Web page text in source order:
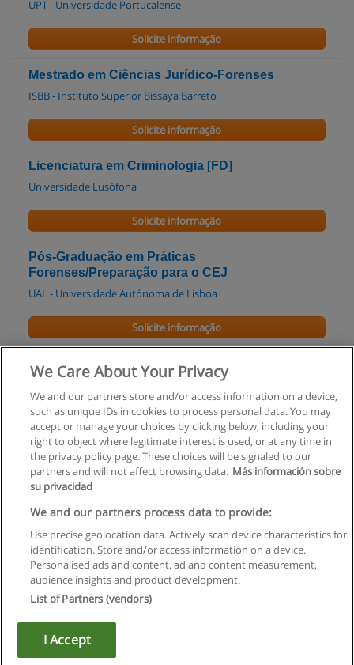
UPT - Universidade Portucalense
Solicite informação
Mestrado em Ciências Jurídico-Forenses
ISBB - Instituto Superior Bissaya Barreto
Solicite informação
Licenciatura em Criminologia [FD]
Universidade Lusófona
Solicite informação
Pós-Graduação em Práticas
Forenses/Preparação para o CEJ
UAL - Universidade Autónoma de Lisboa
Solicite informação
Pós-Graduação em Análise Financeira
Solicite informação
Regras de uso
Privacidade de dados
Entrar em contato com Educaedu
Copyright © Educaedu Business S.L. - CIF : B-95610580: -
We Care About Your Privacy
We and our partners store and/or access information on a device,
such as unique IDs in cookies to process personal data. You may
accept or manage your choices by clicking below, including your
right to object where legitimate interest is used, or at any time in
the privacy policy page. These choices will be signaled to our
partners and will not affect browsing data. Más información sobre
su privacidad
We and our partners process data to provide:
Use precise geolocation data. Actively scan device characteristics for
identification. Store and/or access information on a device.
Personalised ads and content, ad and content measurement,
audience insights and product development.
List of Partners (vendors)
I Accept